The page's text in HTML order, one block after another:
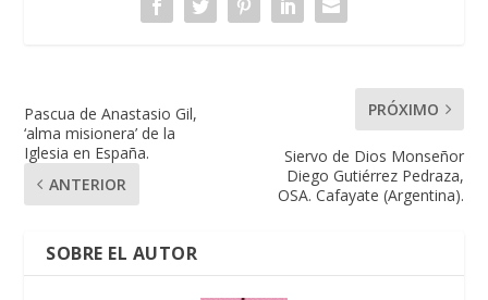
Pascua de Anastasio Gil,
‘alma misionera’ de la
Iglesia en España.
ANTERIOR
PRÓXIMO
Siervo de Dios Monseñor
Diego Gutiérrez Pedraza,
OSA. Cafayate (Argentina).
SOBRE EL AUTOR